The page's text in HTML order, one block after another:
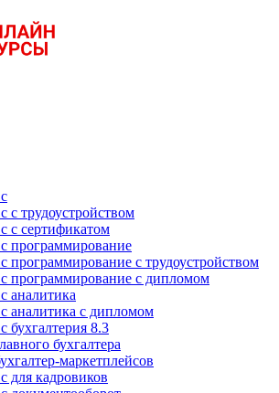
с трудоустройством
с сертификатом
программирование
программирование с трудоустройством
программирование с дипломом
аналитика
аналитика с дипломом
бухгалтерия 8.3
бухгалтера
маркетплейсов
для кадровиков